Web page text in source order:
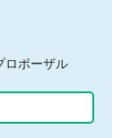
ロポーザル